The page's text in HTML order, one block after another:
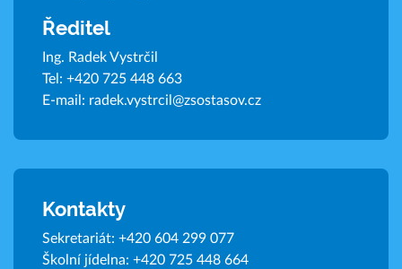
Ředitel
Ing. Radek Vystrčil
Tel: +420 725 448 663
E-mail: radek.vystrcil@zsostasov.cz
Kontakty
Sekretariát: +420 604 299 077
Školní jídelna: +420 725 448 664